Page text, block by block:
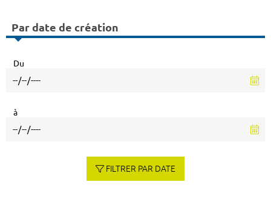
Par date de création
Du
à
FILTRER PAR DATE